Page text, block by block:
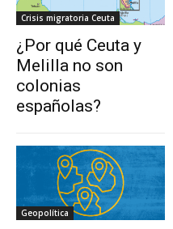
Crisis migratoria Ceuta
¿Por qué Ceuta y
Melilla no son
colonias
españolas?
Geopolítica